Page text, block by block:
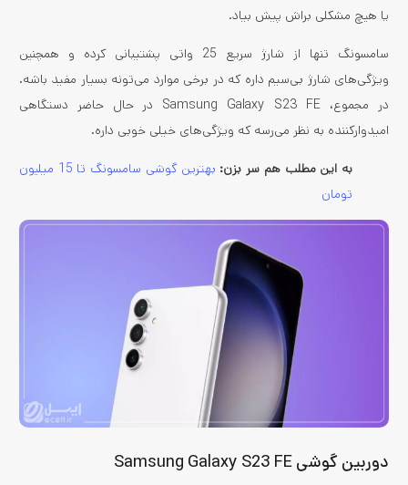
یا هیچ مشکلی براش پیش بیاد.
سامسونگ تنها از شارژ سریع 25 واتی پشتیبانی کرده و همچنین
ویژگی‌های شارژ بی‌سیم داره که در برخی موارد می‌تونه بسیار مفید باشه.
در مجموع، Samsung Galaxy S23 FE در حال حاضر دستگاهی
امیدوارکننده به نظر می‌رسه که ویژگی‌های خیلی خوبی داره.
به این مطلب هم سر بزن:
بهترین گوشی سامسونگ تا 15 میلیون
تومان
دوربین گوشی Samsung Galaxy S23 FE